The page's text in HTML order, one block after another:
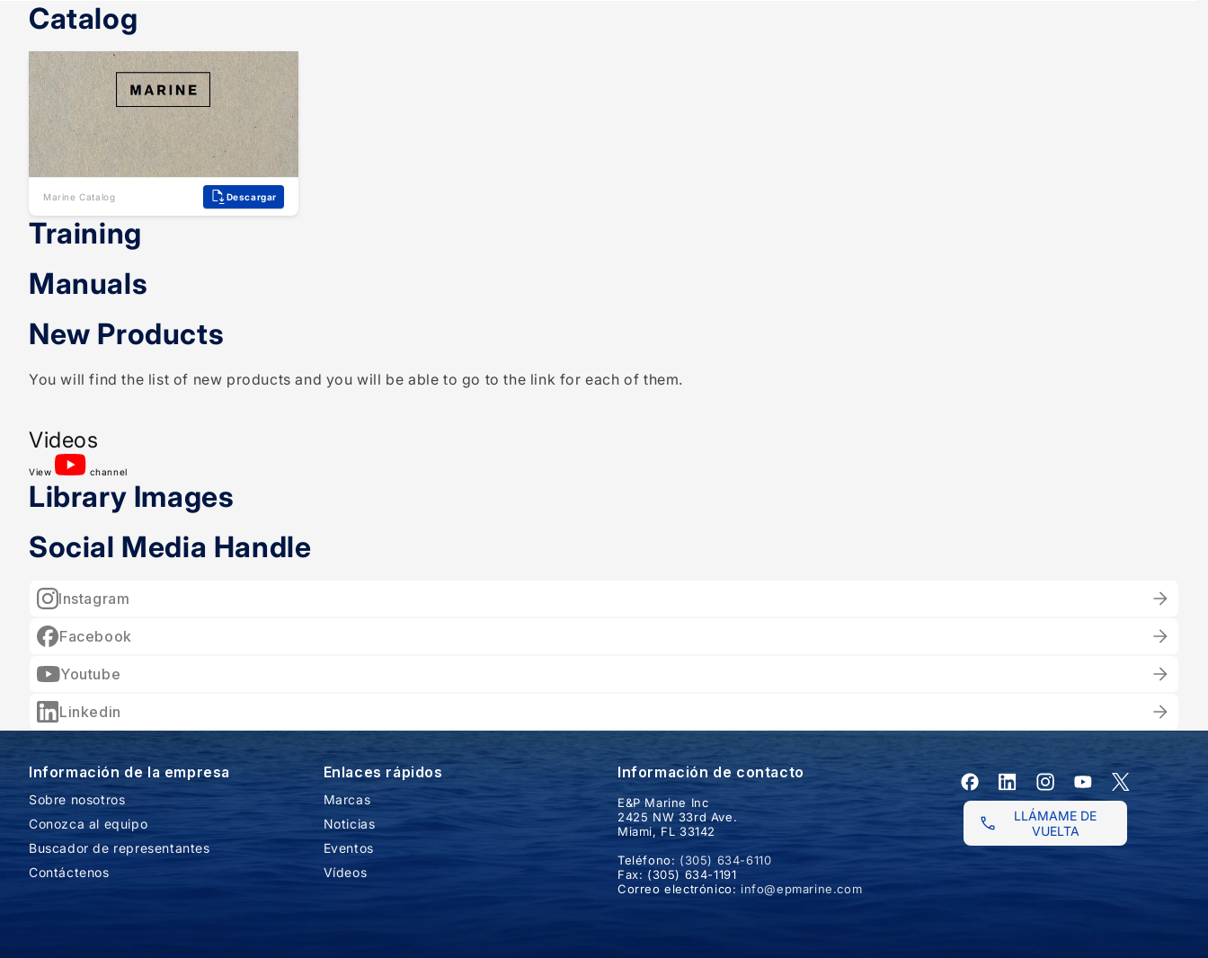
Catalog
Marine Catalog Descargar
Training
Manuals
New Products
You will find the list of new products and you will be able to go to the link for each of them.
Videos
View channel
Library Images
Social Media Handle
Instagram
Facebook
Youtube
Linkedin
Información de la empresa
Sobre nosotros
Conozca al equipo
Buscador de representantes
Contáctenos
Enlaces rápidos
Marcas
Noticias
Eventos
Vídeos
Información de contacto
E&P Marine Inc
2425 NW 33rd Ave.
Miami, FL 33142
Teléfono: (305) 634-6110
Fax: (305) 634-1191
Correo electrónico: info@epmarine.com
Facebook InstagramYouTube
X
(Twitter)
LLÁMAME DE
VUELTA